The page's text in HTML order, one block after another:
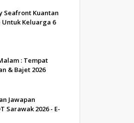
Seafront Kuantan
Untuk Keluarga 6
: Tempat
& Bajet 2026
Jawapan
Sarawak 2026 - E-